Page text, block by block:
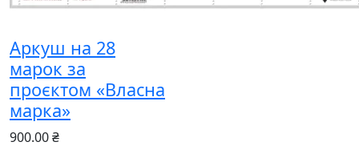
Аркуш на 28
марок за
проєктом «Власна
марка»
900.00 ₴